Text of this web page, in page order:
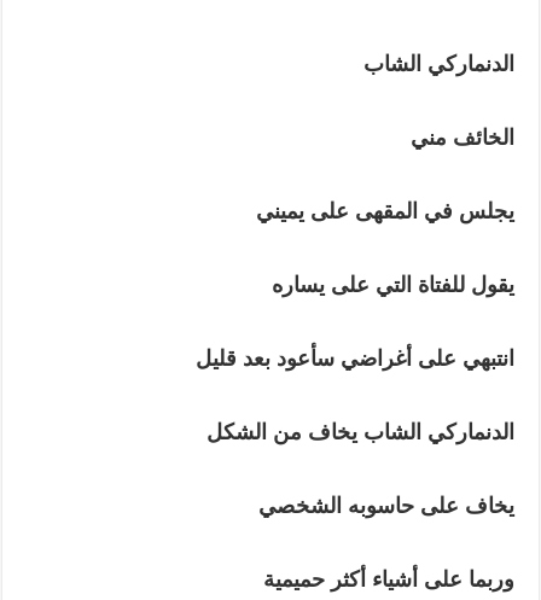
الدنماركي الشاب
الخائف مني
يجلس في المقهى على يميني
يقول للفتاة التي على يساره
انتبهي على أغراضي سأعود بعد قليل
الدنماركي الشاب يخاف من الشكل
يخاف على حاسوبه الشخصي
وربما على أشياء أكثر حميمية